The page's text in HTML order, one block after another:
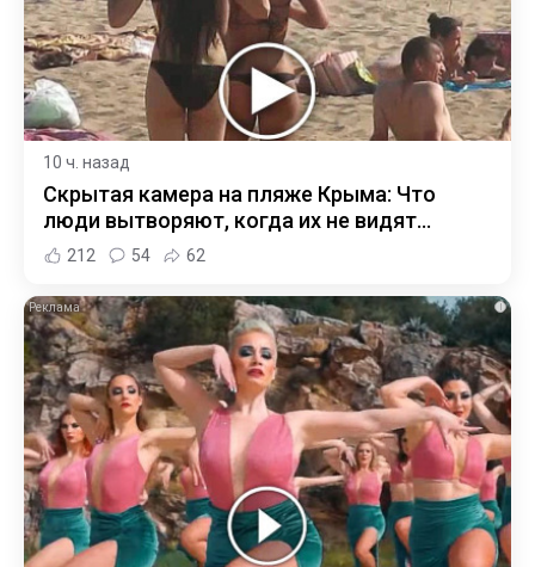
10 ч. назад
Скрытая камера на пляже Крыма: Что
люди вытворяют, когда их не видят...
212 54 62
i